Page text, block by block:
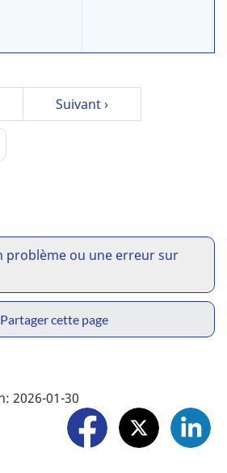
Page
suivante
Suivant ›
problème ou une erreur sur
Partager cette page
2026-01-30